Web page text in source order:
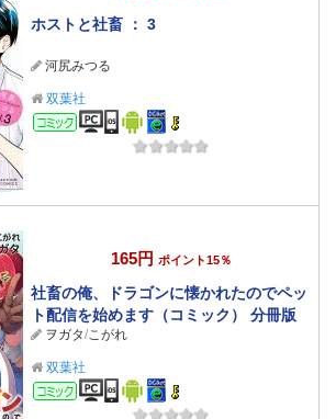
ホストと社畜 ： 3
河尻みつる
双葉社
コミック
165円 ポイント15％
社畜の俺、ドラゴンに懐かれたのでペッ
ト配信を始めます（コミック） 分冊版
： 7ヲガタ/こがれ
双葉社
コミック